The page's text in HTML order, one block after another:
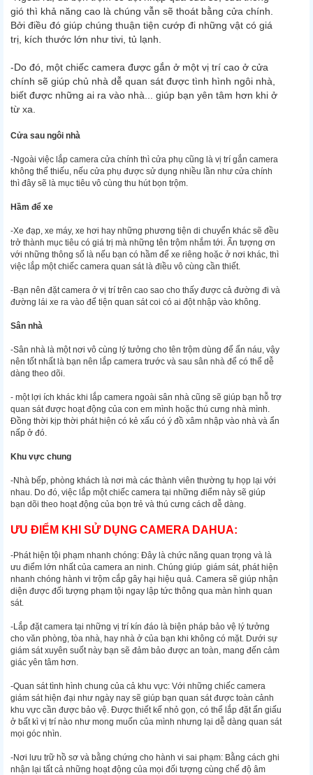
gió thì khả năng cao là chúng vẫn sẽ thoát bằng cửa chính.
Bởi điều đó giúp chúng thuận tiện cướp đi những vật có giá
trị, kích thước lớn như tivi, tủ lạnh.
-Do đó, một chiếc camera được gắn ở một vị trí cao ở cửa
chính sẽ giúp chủ nhà dễ quan sát được tình hình ngôi nhà,
biết được những ai ra vào nhà... giúp bạn yên tâm hơn khi ở
từ xa.
Cửa sau ngôi nhà
-Ngoài việc lắp camera cửa chính thì cửa phụ cũng là vị trí gắn camera
không thể thiếu, nếu cửa phụ được sử dụng nhiều lần như cửa chính
thì đây sẽ là mục tiêu vô cùng thu hút bọn trộm.
Hầm để xe
-Xe đạp, xe máy, xe hơi hay những phương tiện di chuyển khác sẽ đều
trở thành mục tiêu có giá trị mà những tên trộm nhắm tới. Ấn tượng ơn
với những thông số là nếu bạn có hầm để xe riêng hoặc ở nơi khác, thì
việc lắp một chiếc camera quan sát là điều vô cùng cần thiết.
-Bạn nên đặt camera ở vị trí trên cao sao cho thấy được cả đường đi và
đường lái xe ra vào để tiện quan sát coi có ai đột nhập vào không.
Sân nhà
-Sân nhà là một nơi vô cùng lý tưởng cho tên trộm dùng để ẩn náu, vậy
nên tốt nhất là bạn nên lắp camera trước và sau sân nhà để có thể dễ
dàng theo dõi.
- một lợi ích khác khi lắp camera ngoài sân nhà cũng sẽ giúp bạn hỗ trợ
quan sát được hoạt động của con em mình hoặc thú cưng nhà mình.
Đồng thời kịp thời phát hiện có kẻ xấu có ý đồ xâm nhập vào nhà và ẩn
nấp ở đó.
Khu vực chung
-Nhà bếp, phòng khách là nơi mà các thành viên thường tụ họp lại với
nhau. Do đó, việc lắp một chiếc camera tại những điểm này sẽ giúp
bạn dõi theo hoạt động của bọn trẻ và thú cưng cách dễ dàng.
ƯU ĐIỂM KHI SỬ DỤNG CAMERA DAHUA:
-Phát hiện tội phạm nhanh chóng: Đây là chức năng quan trọng và là
ưu điểm lớn nhất của camera an ninh. Chúng giúp giám sát, phát hiện
nhanh chóng hành vi trộm cắp gây hại hiệu quả. Camera sẽ giúp nhận
diện được đối tượng phạm tội ngay lập tức thông qua màn hình quan
sát.
-Lắp đặt camera tại những vị trí kín đáo là biện pháp bảo vệ lý tưởng
cho văn phòng, tòa nhà, hay nhà ở của bạn khi không có mặt. Dưới sự
giám sát xuyên suốt này bạn sẽ đảm bảo được an toàn, mang đến cảm
giác yên tâm hơn.
-Quan sát tình hình chung của cả khu vực: Với những chiếc camera
giám sát hiện đại như ngày nay sẽ giúp bạn quan sát được toàn cảnh
khu vực cần được bảo vệ. Được thiết kế nhỏ gọn, có thể lắp đặt ẩn giấu
ở bất kì vị trí nào như mong muốn của mình nhưng lại dễ dàng quan sát
mọi góc nhìn.
-Nơi lưu trữ hồ sơ và bằng chứng cho hành vi sai phạm: Bằng cách ghi
nhận lại tất cả những hoạt động của mọi đối tượng cùng chế độ âm